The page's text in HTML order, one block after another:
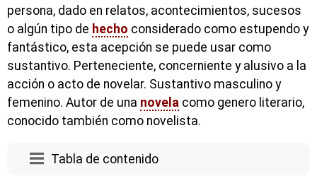
persona, dado en relatos, acontecimientos, sucesos
o algún tipo de hecho considerado como estupendo y
fantástico, esta acepción se puede usar como
sustantivo. Perteneciente, concerniente y alusivo a la
acción o acto de novelar. Sustantivo masculino y
femenino. Autor de una novela como genero literario,
conocido también como novelista.
Tabla de contenido